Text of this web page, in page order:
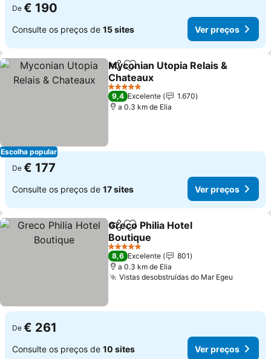
De € 190
Consulte os preços de 15 sites Ver preços
Escolha popular
PartilharAdicionar aos favoritos
Myconian Utopia Relais &
Chateaux
5 Estrelas
9,4 Excelente
1.670
a 0.3 km de Elia
De € 177
Consulte os preços de 17 sites Ver preços
PartilharAdicionar aos favoritos
Greco Philia Hotel
Boutique
5 Estrelas
8,6 Excelente
801
a 0.3 km de Elia
Vistas desobstruídas do Mar Egeu
De € 261
Consulte os preços de 10 sites Ver preços